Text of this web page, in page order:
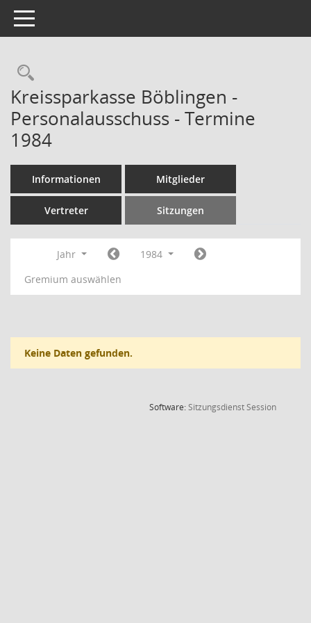
Toggle navigation
Rechercheauswahl
Kreissparkasse Böblingen -
Personalausschuss - Termine
1984
Informationen Mitglieder
Vertreter Sitzungen
Jahr
1984
Gremium auswählen
Keine Daten gefunden.
Software:SitzungsdienstSession(Wird in